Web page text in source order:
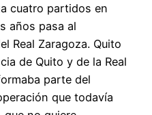
cuatro partidos en
años pasa al
Real Zaragoza. Quito
de Quito y de la Real
parte del
que todavía